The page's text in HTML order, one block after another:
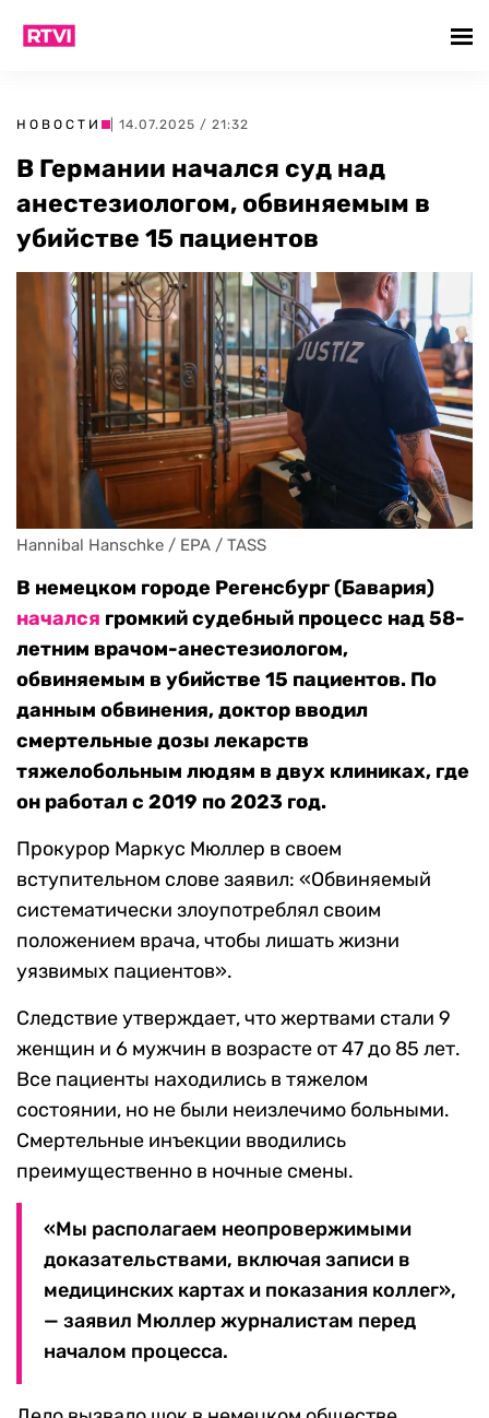
НОВОСТИ | 14.07.2025 / 21:32
В Германии начался суд над
анестезиологом, обвиняемым в
убийстве 15 пациентов
Hannibal Hanschke / EPA / TASS
В немецком городе Регенсбург (Бавария)
начался громкий судебный процесс над 58-
летним врачом-анестезиологом,
обвиняемым в убийстве 15 пациентов. По
данным обвинения, доктор вводил
смертельные дозы лекарств
тяжелобольным людям в двух клиниках, где
он работал с 2019 по 2023 год.
Прокурор Маркус Мюллер в своем
вступительном слове заявил: «Обвиняемый
систематически злоупотреблял своим
положением врача, чтобы лишать жизни
уязвимых пациентов».
Следствие утверждает, что жертвами стали 9
женщин и 6 мужчин в возрасте от 47 до 85 лет.
Все пациенты находились в тяжелом
состоянии, но не были неизлечимо больными.
Смертельные инъекции вводились
преимущественно в ночные смены.
«Мы располагаем неопровержимыми
доказательствами, включая записи в
медицинских картах и показания коллег»,
— заявил Мюллер журналистам перед
началом процесса.